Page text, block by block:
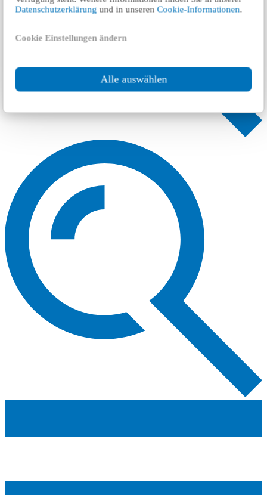
Datenschutzerklärung und in unserenCookie-Informationen.
Cookie Einstellungen ändern
Alle auswählen